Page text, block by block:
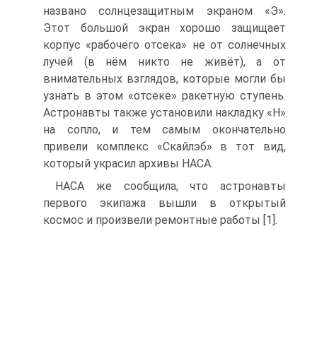
названо солнцезащитным экраном «Э».
Этот большой экран хорошо защищает
корпус «рабочего отсека» не от солнечных
лучей (в нём никто не живёт), а от
внимательных взглядов, которые могли бы
узнать в этом «отсеке» ракетную ступень.
Астронавты также установили накладку «Н»
на сопло, и тем самым окончательно
привели комплекс «Скайлэб» в тот вид,
который украсил архивы НАСА.
НАСА же сообщила, что астронавты
первого экипажа вышли в открытый
космос и произвели ремонтные работы [1].